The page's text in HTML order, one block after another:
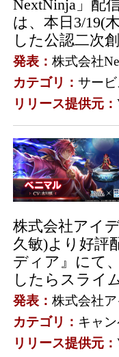
NextNinja」配
は、本日3/19(
した公認二次
発表： 株式会社
カテゴリ： サービ
リリース提供元：
株式会社アイ
久敏)より好評
ディア』にて
したらスライ
発表： 株式会社
カテゴリ： キャ
リリース提供元：